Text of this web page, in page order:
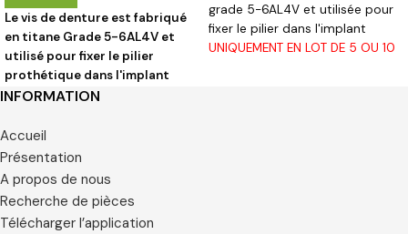
Le vis de denture est fabriqué
en titane Grade 5-6AL4V et
utilisé pour fixer le pilier
prothétique dans l'implant
UNIQUEMENT PAR LOT DE 5 OU
grade 5-6AL4V et utilisée pour
fixer le pilier dans l'implant
UNIQUEMENT EN LOT DE 5 OU 10
INFORMATION
Accueil
Présentation
A propos de nous
Recherche de pièces
Télécharger l’application